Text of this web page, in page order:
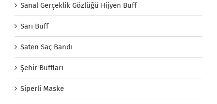
Sanal Gerçeklik Gözlüğü Hijyen Buff
Sarı Buff
Saten Saç Bandı
Şehir Buffları
Siperli Maske